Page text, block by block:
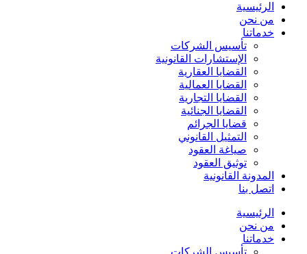
الرئيسية
من نحن
خدماتنا
تأسيس الشركات
الإستشارات القانونية
القضايا العقارية
القضايا العمالية
القضايا التجارية
القضايا الجنائية
قضايا الجرائم
التمثيل القانوني
صياغة العقود
توثيق العقود
المدونة القانونية
اتصل بنا
الرئيسية
من نحن
خدماتنا